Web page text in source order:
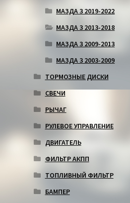
МАЗДА 3 2019-2022
МАЗДА 3 2013-2018
МАЗДА 3 2009-2013
МАЗДА 3 2003-2009
ТОРМОЗНЫЕ ДИСКИ
СВЕЧИ
РЫЧАГ
РУЛЕВОЕ УПРАВЛЕНИЕ
ДВИГАТЕЛЬ
ФИЛЬТР АКПП
ТОПЛИВНЫЙ ФИЛЬТР
БАМПЕР